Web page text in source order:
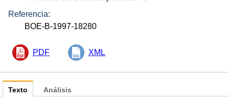
Referencia:
BOE-B-1997-18280
PDF XML
Texto Análisis